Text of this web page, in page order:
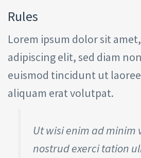
Rules
Lorem ipsum dolor sit
adipiscing elit, sed diam
euismod tincidunt ut
aliquam erat volutpat.
Ut wisi enim ad minim
nostrud exerci tation